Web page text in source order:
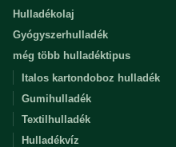
Hulladékolaj
Gyógyszerhulladék
még több hulladéktipus
Italos kartondoboz hulladék
Gumihulladék
Textilhulladék
Hulladékvíz